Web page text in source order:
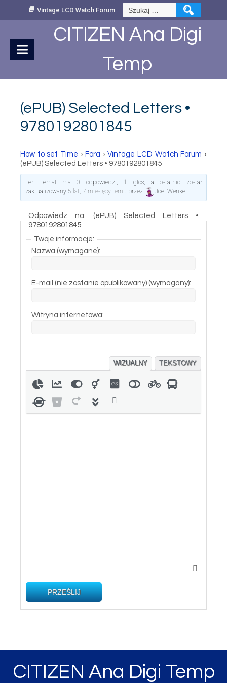
Vintage LCD Watch Forum Szukaj:
CITIZEN Ana Digi
Temp
(ePUB) Selected Letters •
9780192801845
How to set Time › Fora › Vintage LCD Watch Forum ›
(ePUB) Selected Letters • 9780192801845
Ten temat ma 0 odpowiedzi, 1 głos, a ostatnio został
zaktualizowany 5 lat, 7 miesięcy temu przez Joel Wenke.
Odpowiedz na: (ePUB) Selected Letters •
9780192801845
Twoje informacje:
Nazwa (wymagane):
E-mail (nie zostanie opublikowany) (wymagany):
Witryna internetowa:
WIZUALNY TEKSTOWY
PRZEŚLIJ
CITIZEN Ana Digi Temp